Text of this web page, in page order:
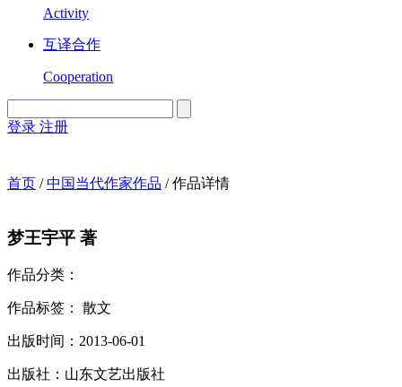
Activity
互译合作
Cooperation
登录 注册
首页 / 中国当代作家作品 / 作品详情
梦王宇平 著
作品分类：
作品标签： 散文
出版时间： 2013-06-01
出版社： 山东文艺出版社